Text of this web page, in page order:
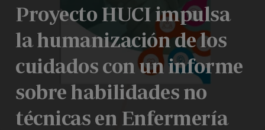
Proyecto HUCI impulsa
la humanización de los
cuidados con un informe
sobre habilidades no
técnicas en Enfermería